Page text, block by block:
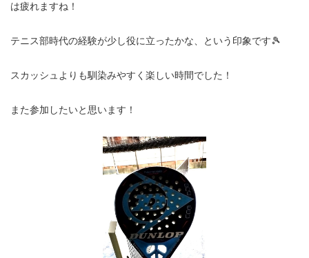
は疲れますね！
テニス部時代の経験が少し役に立ったかな、という印象です🎾
スカッシュよりも馴染みやすく楽しい時間でした！
また参加したいと思います！